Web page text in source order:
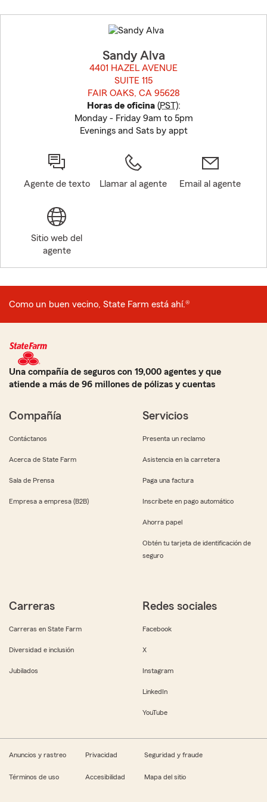
to
before
Sandy Alva
4401 HAZEL AVENUE
SUITE 115
FAIR OAKS, CA 95628
Horas de oficina(PST):
Monday - Friday 9am to 5pm
Evenings and Sats by appt
Agente de texto Llamar al agente Email al agente
Sitio web del
agente
Como un buen vecino, State Farm está ahí.®
Una compañía de seguros con 19,000 agentes y que
atiende a más de 96 millones de pólizas y cuentas
Compañía
Contáctanos
Acerca de State Farm
Sala de Prensa
Empresa a empresa (B2B)
Servicios
Presenta un reclamo
Asistencia en la carretera
Paga una factura
Inscríbete en pago automático
Ahorra papel
Obtén tu tarjeta de identificación de
seguro
Carreras
Carreras en State Farm
Diversidad e inclusión
Jubilados
Redes sociales
Facebook
X
Instagram
LinkedIn
YouTube
Anuncios y rastreo Privacidad Seguridad y fraude
Términos de uso Accesibilidad Mapa del sitio